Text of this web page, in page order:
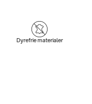
Dyrefrie materialer